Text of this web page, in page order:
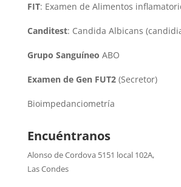
FIT: Examen de Alimentos
Canditest: Candida Albicans
Grupo Sanguíneo ABO
Examen de Gen FUT2(Secretor)
Bioimpedanciometría
Encuéntranos
Alonso de Cordova 5151 local 102A,
Las Condes